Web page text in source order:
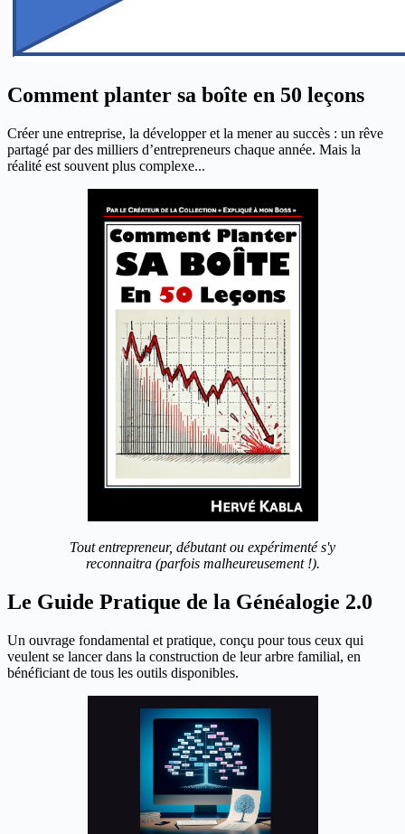
Comment planter sa boîte en 50 leçons
Créer une entreprise, la développer et la mener au succès : un rêve
partagé par des milliers d’entrepreneurs chaque année. Mais la
réalité est souvent plus complexe...
Tout entrepreneur, débutant ou expérimenté s'y
reconnaitra (parfois malheureusement !).
Le Guide Pratique de la Généalogie 2.0
Un ouvrage fondamental et pratique, conçu pour tous ceux qui
veulent se lancer dans la construction de leur arbre familial, en
bénéficiant de tous les outils disponibles.